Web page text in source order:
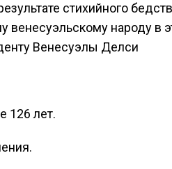
стихийного
народу в
Венесуэлы Делси
126 лет.